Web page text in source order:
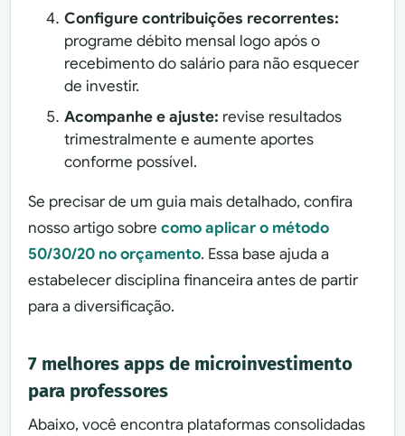
Configure contribuições recorrentes:
programe débito mensal logo após o
recebimento do salário para não esquecer
de investir.
Acompanhe e ajuste: revise resultados
trimestralmente e aumente aportes
conforme possível.
Se precisar de um guia mais detalhado, confira
nosso artigo sobrecomo aplicar o método
50/30/20 no orçamento. Essa base ajuda a
estabelecer disciplina financeira antes de partir
para a diversificação.
7 melhores apps de microinvestimento
para professores
Abaixo, você encontra plataformas consolidadas